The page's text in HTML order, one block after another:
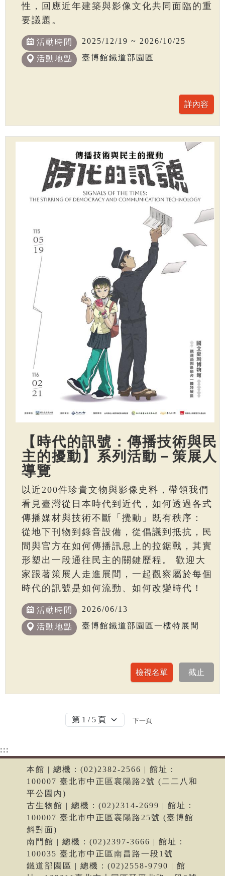
性，回應近年建築與影像文化共同面臨的重
要議題。
活動時間 2025/12/19 ~ 2026/10/25
活動地點 臺博館鐵道部園區
【時代的訊號：傳播技術與民
主的擾動】系列活動－策展人
導覽
以近200件珍貴文物與影像史料，帶領我們
看見臺灣從日本時代到近代，如何透過各式
傳播媒材與技術不斷「攪動」既有秩序：
從地下刊物到錄音設備，從倡議到抵抗，民
間與官方在如何傳播訊息上的拉鋸戰，其實
形塑出一段通往民主的關鍵歷程。 歡迎大
家跟著策展人走進展間，一起觀察屬於每個
時代的訊號是如何流動、如何改變時代！
活動時間 2026/06/13
活動地點 臺博館鐵道部園區一樓特展間
下一頁
:::
本館 | 總機：(02)2382-2566 | 館址：
100007 臺北市中正區襄陽路2號 (二二八和
平公園內)
古生物館 | 總機：(02)2314-2699 | 館址：
100007 臺北市中正區襄陽路25號 (臺博館
斜對面)
南門館 | 總機：(02)2397-3666 | 館址：
100035 臺北市中正區南昌路一段1號
鐵道部園區 | 總機：(02)2558-9790 | 館